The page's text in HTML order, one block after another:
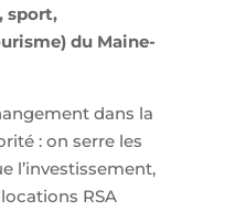
sport,
du Maine-
dans la
: on serre les
l’investissement,
RSA